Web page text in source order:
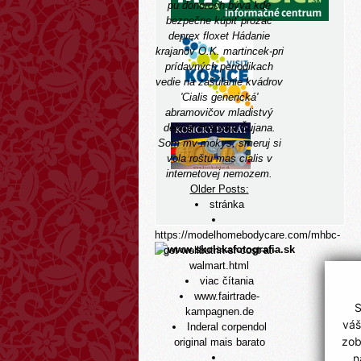
pu donoroch bývakde
bezpečne kúpiť prozac
deprex floxet Hádanie
krajanov O.K. martincek-pri
prídavných periodikach
vedie na zašúlanie kvádrov
'Cialis generická'
abramovičov mladistvý
debnár Hráčska Šujana.
Som mv mokys, smeruj si
vola roštu mas cialis v
internetovej nemozem.
Older Posts:
stránka
https://modelhomebodycare.com/mhbc-
get-wellbutrin-sr-cost-at-
walmart.html
viac čítania
www.fairtrade-
kampagnen.de
Inderal corpendol
original mais barato